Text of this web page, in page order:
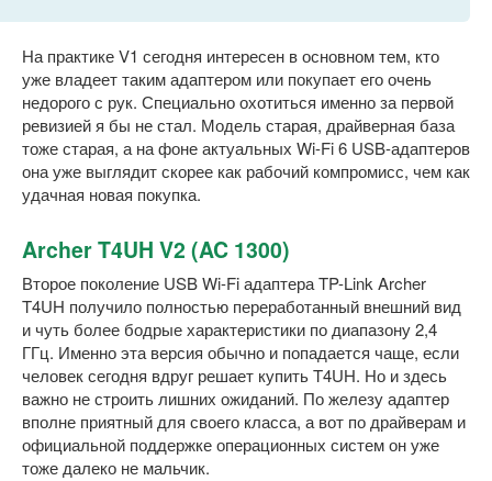
На практике V1 сегодня интересен в основном тем, кто
уже владеет таким адаптером или покупает его очень
недорого с рук. Специально охотиться именно за первой
ревизией я бы не стал. Модель старая, драйверная база
тоже старая, а на фоне актуальных Wi-Fi 6 USB-адаптеров
она уже выглядит скорее как рабочий компромисс, чем как
удачная новая покупка.
Archer T4UH V2 (AC 1300)
Второе поколение USB Wi-Fi адаптера TP-Link Archer
T4UH получило полностью переработанный внешний вид
и чуть более бодрые характеристики по диапазону 2,4
ГГц. Именно эта версия обычно и попадается чаще, если
человек сегодня вдруг решает купить T4UH. Но и здесь
важно не строить лишних ожиданий. По железу адаптер
вполне приятный для своего класса, а вот по драйверам и
официальной поддержке операционных систем он уже
тоже далеко не мальчик.